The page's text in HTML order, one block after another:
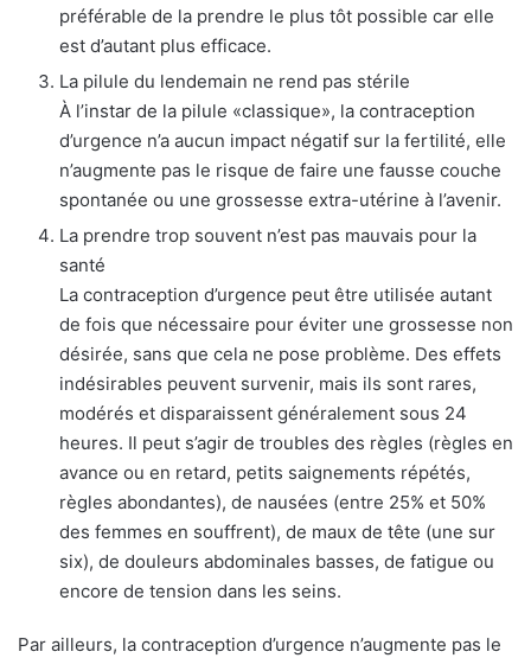
préférable de la prendre le plus tôt possible car elle
est d’autant plus efficace.
La pilule du lendemain ne rend pas stérile
À l’instar de la pilule «classique», la contraception
d’urgence n’a aucun impact négatif sur la fertilité, elle
n’augmente pas le risque de faire une fausse couche
spontanée ou une grossesse extra-utérine à l’avenir.
La prendre trop souvent n’est pas mauvais pour la
santé
La contraception d’urgence peut être utilisée autant
de fois que nécessaire pour éviter une grossesse non
désirée, sans que cela ne pose problème. Des effets
indésirables peuvent survenir, mais ils sont rares,
modérés et disparaissent généralement sous 24
heures. Il peut s’agir de troubles des règles (règles en
avance ou en retard, petits saignements répétés,
règles abondantes), de nausées (entre 25% et 50%
des femmes en souffrent), de maux de tête (une sur
six), de douleurs abdominales basses, de fatigue ou
encore de tension dans les seins.
Par ailleurs, la contraception d’urgence n’augmente pas le